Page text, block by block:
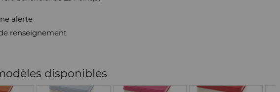
alerte
renseignement
disponibles